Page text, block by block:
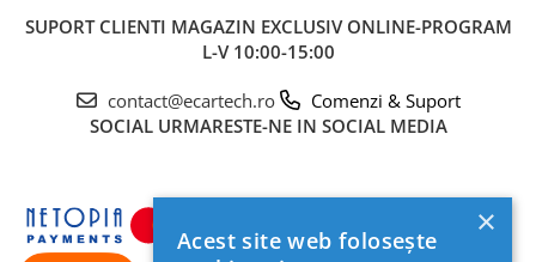
SUPORT CLIENTI MAGAZIN EXCLUSIV ONLINE-PROGRAM
L-V 10:00-15:00
contact@ecartech.ro
Comenzi & Suport
SOCIAL URMARESTE-NE IN SOCIAL MEDIA
×
Acest site web folosește